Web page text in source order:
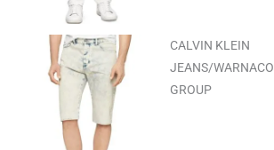
CALVIN KLEIN
JEANS/WARNACO
GROUP